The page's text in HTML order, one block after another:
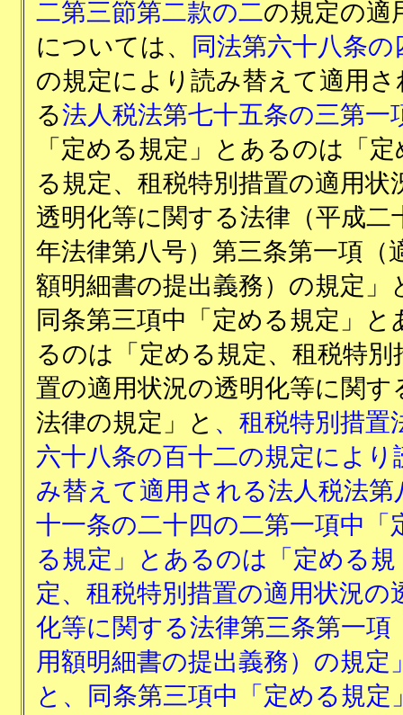
二第三節第二款の二の規定の適
については、
同法第六十八条の
の規定により読み替えて適用さ
る法人税法第七十五条の三第一
「定める規定」とあるのは「定
る規定、租税特別措置の適用状
透明化等に関する法律（平成二
年法律第八号）第三条第一項（
額明細書の提出義務）の規定」
同条第三項中「定める規定」と
るのは「定める規定、租税特別
置の適用状況の透明化等に関す
法律の規定」と 、租税特別措置
六十八条の百十二の規定により
み替えて適用される法人税法第
十一条の二十四の二第一項中「
る規定」とあるのは「定める規
定、租税特別措置の適用状況の
化等に関する法律第三条第一項
用額明細書の提出義務）の規定
と、同条第三項中「定める規定